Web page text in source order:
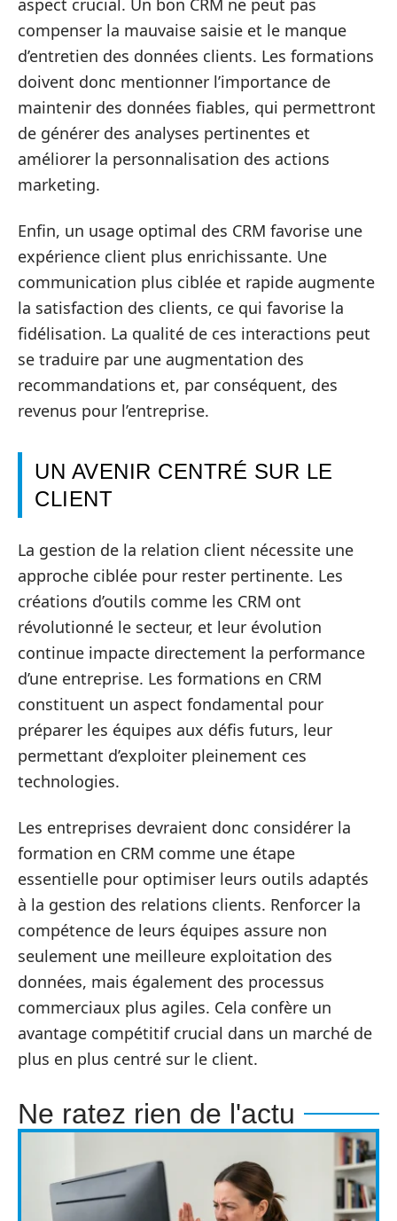
aspect crucial. Un bon CRM ne peut pas
compenser la mauvaise saisie et le manque
d’entretien des données clients. Les formations
doivent donc mentionner l’importance de
maintenir des données fiables, qui permettront
de générer des analyses pertinentes et
améliorer la personnalisation des actions
marketing.
Enfin, un usage optimal des CRM favorise une
expérience client plus enrichissante. Une
communication plus ciblée et rapide augmente
la satisfaction des clients, ce qui favorise la
fidélisation. La qualité de ces interactions peut
se traduire par une augmentation des
recommandations et, par conséquent, des
revenus pour l’entreprise.
UN AVENIR CENTRÉ SUR LE
CLIENT
La gestion de la relation client nécessite une
approche ciblée pour rester pertinente. Les
créations d’outils comme les CRM ont
révolutionné le secteur, et leur évolution
continue impacte directement la performance
d’une entreprise. Les formations en CRM
constituent un aspect fondamental pour
préparer les équipes aux défis futurs, leur
permettant d’exploiter pleinement ces
technologies.
Les entreprises devraient donc considérer la
formation en CRM comme une étape
essentielle pour optimiser leurs outils adaptés
à la gestion des relations clients. Renforcer la
compétence de leurs équipes assure non
seulement une meilleure exploitation des
données, mais également des processus
commerciaux plus agiles. Cela confère un
avantage compétitif crucial dans un marché de
plus en plus centré sur le client.
Ne ratez rien de l'actu